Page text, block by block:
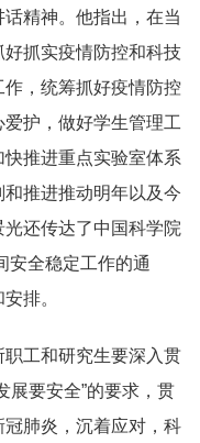
精神。他指出，在当
抓实疫情防控和科技
，统筹抓好疫情防控
护，做好学生管理工
推进重点实验室体系
推进推动明年以及今
还传达了中国科学院
安全稳定工作的通
排。
工和研究生要深入贯
展要安全”的要求，贯
肺炎，沉着应对，科